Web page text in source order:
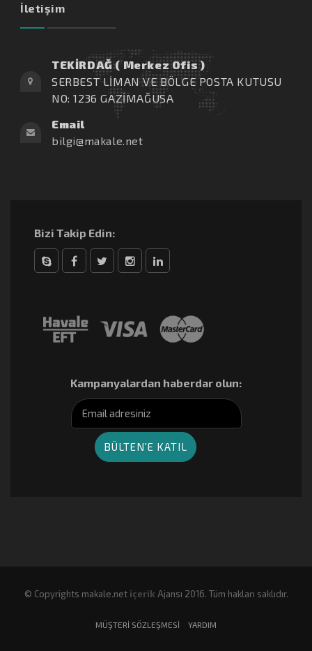
İletişim
TEKİRDAĞ ( Merkez Ofis )
SERBEST LİMAN VE BÖLGE POSTA KUTUSU
NO: 1236 GAZİMAĞUSA
Email
bilgi@makale.net
Bizi Takip Edin:
Kampanyalardan haberdar olun:
© Copyrights makale.net içerik Ajansı 2016. Tüm hakları saklıdır.
MÜŞTERI SÖZLEŞMESI YARDIM